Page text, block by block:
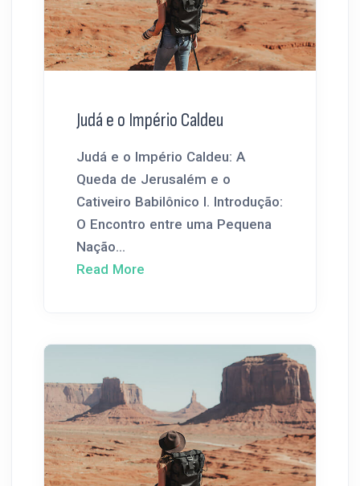
Judá e o Império Caldeu
Judá e o Império Caldeu: A
Queda de Jerusalém e o
Cativeiro Babilônico I. Introdução:
O Encontro entre uma Pequena
Nação...
Read More